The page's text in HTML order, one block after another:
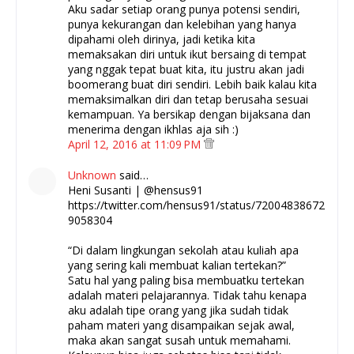
Aku sadar setiap orang punya potensi sendiri,
punya kekurangan dan kelebihan yang hanya
dipahami oleh dirinya, jadi ketika kita
memaksakan diri untuk ikut bersaing di tempat
yang nggak tepat buat kita, itu justru akan jadi
boomerang buat diri sendiri. Lebih baik kalau kita
memaksimalkan diri dan tetap berusaha sesuai
kemampuan. Ya bersikap dengan bijaksana dan
menerima dengan ikhlas aja sih :)
April 12, 2016 at 11:09 PM
Unknown said…
Heni Susanti | @hensus91
https://twitter.com/hensus91/status/72004838672
9058304
“Di dalam lingkungan sekolah atau kuliah apa
yang sering kali membuat kalian tertekan?”
Satu hal yang paling bisa membuatku tertekan
adalah materi pelajarannya. Tidak tahu kenapa
aku adalah tipe orang yang jika sudah tidak
paham materi yang disampaikan sejak awal,
maka akan sangat susah untuk memahami.